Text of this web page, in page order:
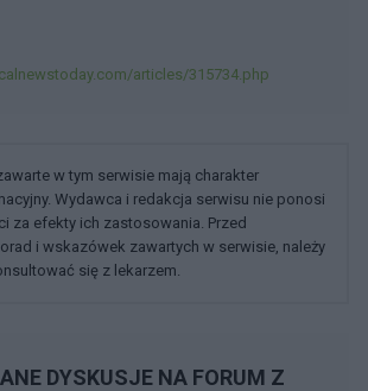
articles/315734.php
w tym serwisie mają charakter
Wydawca i redakcja serwisu nie ponosi
za efekty ich zastosowania. Przed
i wskazówek zawartych w serwisie, należy
się z lekarzem.
DYSKUSJE NA FORUM Z